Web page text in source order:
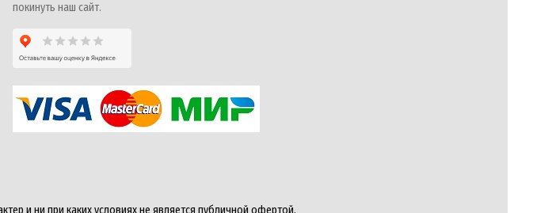
покинуть наш сайт.
и ни при каких условиях не является публичной офертой,